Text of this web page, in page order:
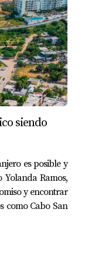
tiempo
en un
tu agente se
tus
que
tendrás
de que salgan
no es la cuestión
mayor
agente de
siendo
es posible y
Yolanda Ramos,
y encontrar
como Cabo San